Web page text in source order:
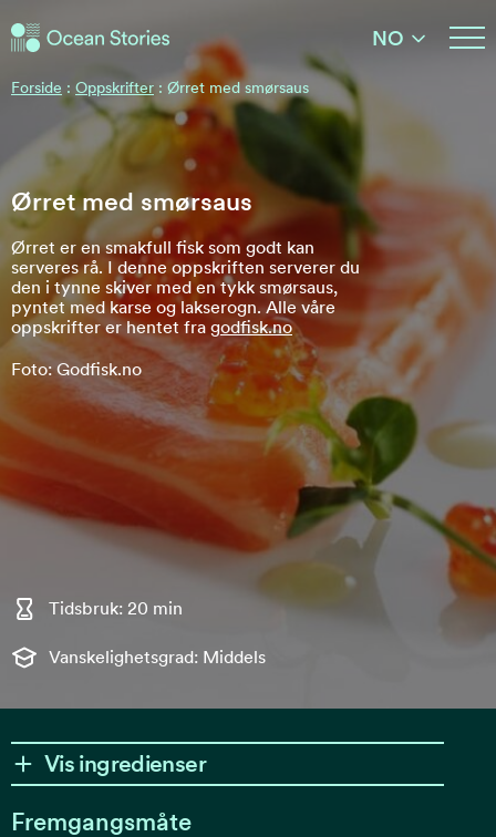
Ocean Stories
NO
Forside : Oppskrifter : Ørret med smørsaus
Ørret med smørsaus
Ørret er en smakfull fisk som godt kan
serveres rå. I denne oppskriften serverer du
den i tynne skiver med en tykk smørsaus,
pyntet med karse og lakserogn. Alle våre
oppskrifter er hentet fra godfisk.no
Foto: Godfisk.no
Tidsbruk: 20 min
Vanskelighetsgrad: Middels
Vis ingredienser
Fremgangsmåte